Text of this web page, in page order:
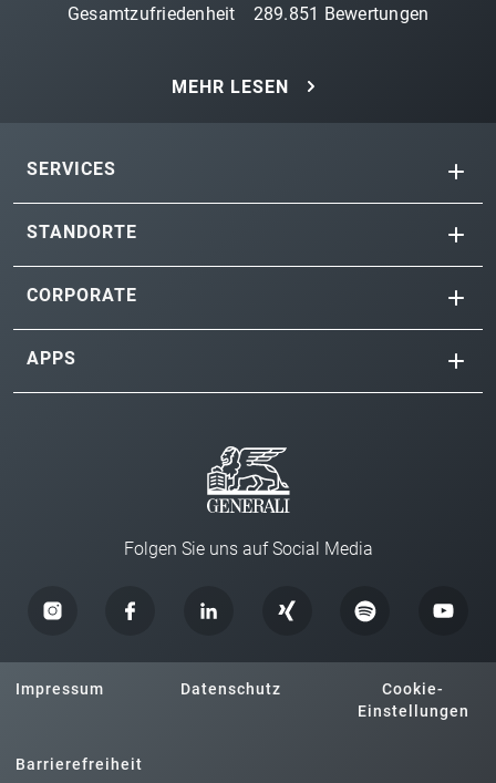
Gesamtzufriedenheit 289.851 Bewertungen
MEHR LESEN
SERVICES
STANDORTE
CORPORATE
APPS
Folgen Sie uns auf Social Media
Impressum Datenschutz
Cookie-
Einstellungen
Barrierefreiheit